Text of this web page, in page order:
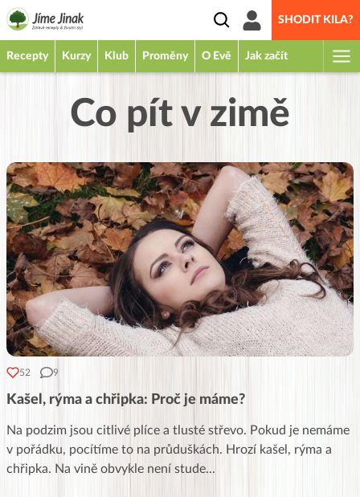
SHODIT KILA?
Recepty Kurzy Klub Proměny O Evě Jak začít
Co pít v zimě
52 9
Kašel, rýma a chřipka: Proč je máme?
Na podzim jsou citlivé plíce a tlusté střevo. Pokud je nemáme
v pořádku, pocítíme to na průduškách. Hrozí kašel, rýma a
chřipka. Na vině obvykle není stude...